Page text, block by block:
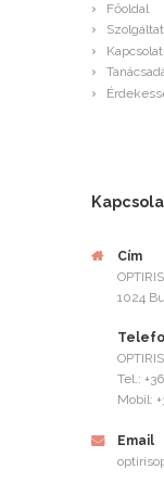
Főoldal
Kapcsolat
Cím
1024
Tel.:
Mobil:
Email